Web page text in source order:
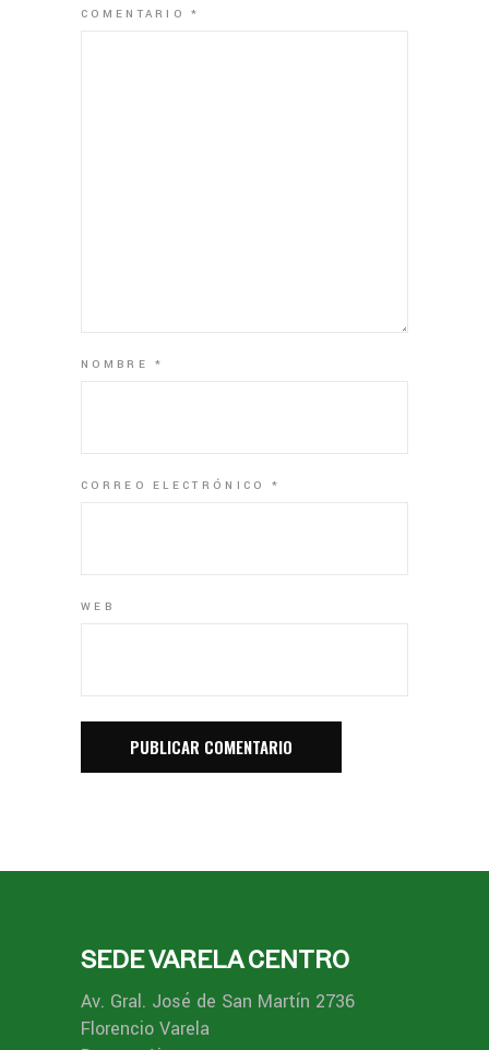
COMENTARIO*
NOMBRE*
CORREO ELECTRÓNICO *
WEB
SEDE VARELA CENTRO
Av. Gral. José de San Martín 2736
Florencio Varela